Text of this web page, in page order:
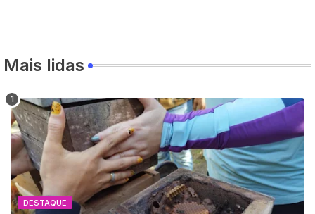
Mais lidas
DESTAQUE